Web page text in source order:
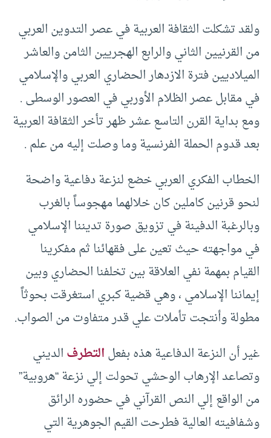
ولقد تشكلت الثقافة العربية في عصر التدوين العربي
من القرنيين الثاني والرابع الهجريين الثامن والعاشر
الميلاديين فترة الازدهار الحضاري العربي والإسلامي
في مقابل عصر الظلام الأوربي في العصور الوسطى .
ومع بداية القرن التاسع عشر ظهر تأخر الثقافة العربية
بعد قدوم الحملة الفرنسية وما وصلت إليه من علم .
الخطاب الفكري العربي خضع لنزعة دفاعية واضحة
لنحو قرنين كاملين كان خلالهما مهجوساً بالغرب
وبالرغبة الدفينة في تزويق صورة تديننا الإسلامي
في مواجهته حيث تعين على فقهائنا ثم مفكرينا
القيام بمهمة نفي العلاقة بين تخلفنا الحضاري وبين
إيماننا الإسلامي ، وهي قضية كبري استغرقت بحوثاً
مطولة وأنتجت تأملات علي قدر متفاوت من الصواب.
غير أن النزعة الدفاعية هذه بفعلالتطرفالديني
وتصاعد الإرهاب الوحشي تحولت إلي نزعة “هروبية”
من الواقع إلي النص القرآني في حضوره الرائق
وشفافيته العالية فطرحت القيم الجوهرية التي